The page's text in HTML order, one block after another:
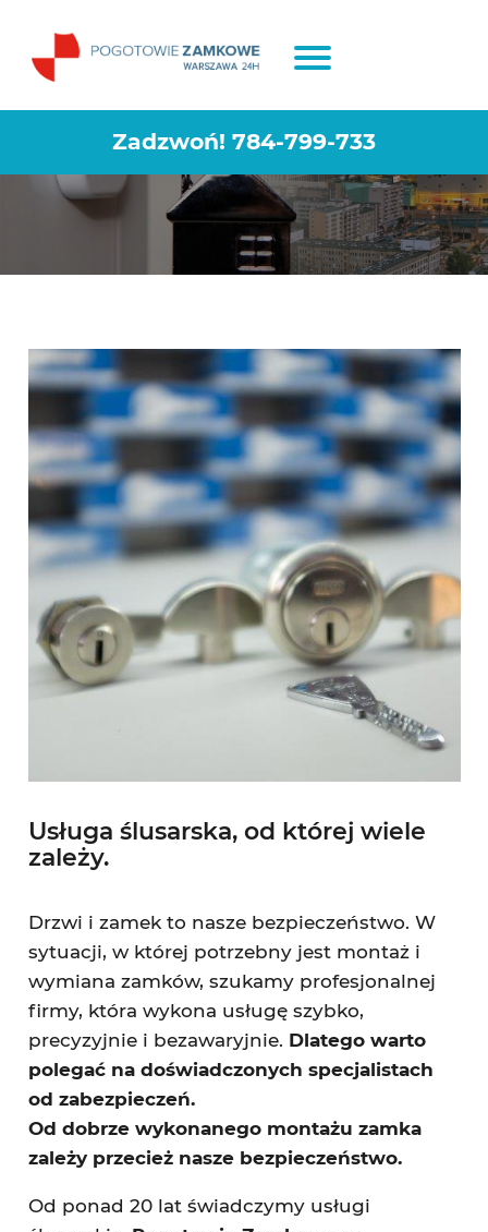
Zadzwoń! 784-799-733
Montaż i Wymiana zamków
Warszawa Ochota
Usługa ślusarska, od której wiele
zależy.
Drzwi i zamek to nasze bezpieczeństwo. W
sytuacji, w której potrzebny jest montaż i
wymiana zamków, szukamy profesjonalnej
firmy, która wykona usługę szybko,
precyzyjnie i bezawaryjnie. Dlatego warto
polegać na doświadczonych specjalistach
od zabezpieczeń.
Od dobrze wykonanego montażu zamka
zależy przecież nasze bezpieczeństwo.
Od ponad 20 lat świadczymy usługi